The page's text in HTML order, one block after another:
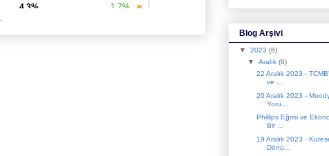
Blog Arşivi
▼ 2023 (6)
▼ Aralık (6)
22 Aralık 2023 -
ve ...
20 Aralık 2023 -
Yoru...
Phillips Eğrisi ve
Bir ...
19 Aralık 2023 -
Dönü...